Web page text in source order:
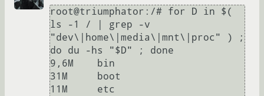
root@triumphator:/# for D in $(
ls -1 / | grep -v
"dev\|home\|media\|mnt\|proc" ) ;
do du -hs "$D" ; done
9,6M    bin
31M     boot
11M     etc